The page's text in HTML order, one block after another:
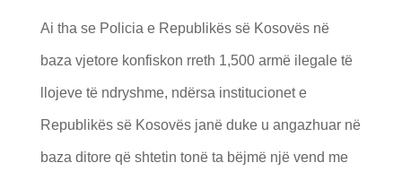
Ai tha se Policia e Republikës së Kosovës në
baza vjetore konfiskon rreth 1,500 armë ilegale të
llojeve të ndryshme, ndërsa institucionet e
Republikës së Kosovës janë duke u angazhuar në
baza ditore që shtetin tonë ta bëjmë një vend me